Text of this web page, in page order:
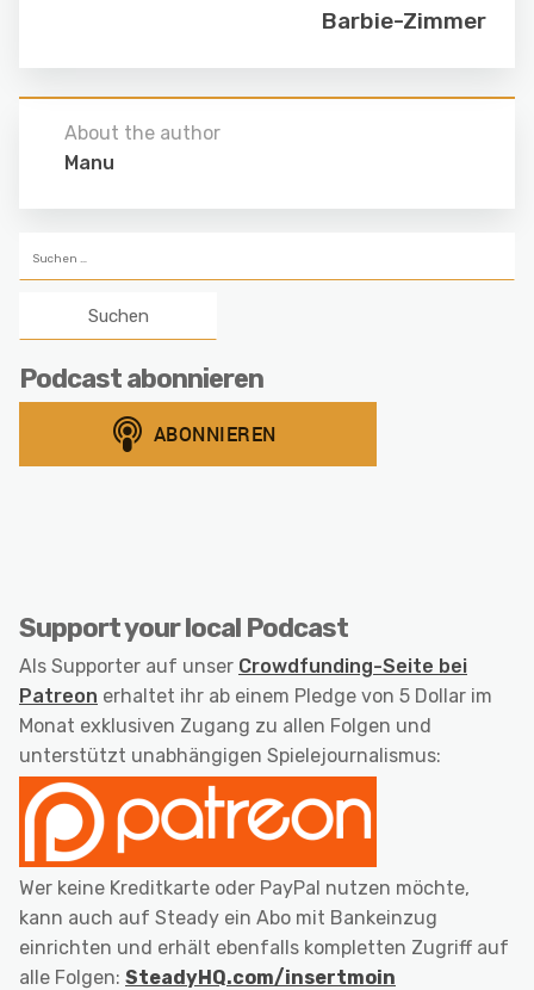
Barbie-Zimmer
About the author
Manu
nach:
Podcast abonnieren
Support your local Podcast
Als Supporter auf unser Crowdfunding-Seite bei
Patreon erhaltet ihr ab einem Pledge von 5 Dollar im
Monat exklusiven Zugang zu allen Folgen und
unterstützt unabhängigen Spielejournalismus:
Wer keine Kreditkarte oder PayPal nutzen möchte,
kann auch auf Steady ein Abo mit Bankeinzug
einrichten und erhält ebenfalls kompletten Zugriff auf
alle Folgen: SteadyHQ.com/insertmoin